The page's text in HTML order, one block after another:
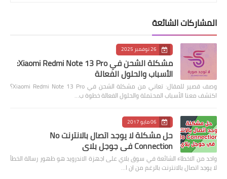
المشاركات الشائعة
26 نوفمبر 2025
مشكلة الشحن في Xiaomi Redmi Note 13 Pro:
الأسباب والحلول الفعالة
وصف قصير للمقال: تعاني من مشكلة الشحن في Xiaomi Redmi Note 13 Pro؟
اكتشف معنا الأسباب المحتملة والحلول الفعالة خطوة ب…
06 مايو 2017
حل مشكلة لا يوجد اتصال بالانترنت No
Connection في جوجل بلاي
واحد من الاخطاء الشائعة في سوق بلاي على اجهزة الاندرويد هو ظهور رسالة الخطأ
لا يوجد اتصال بالانترنت بالرغم من ان ا…